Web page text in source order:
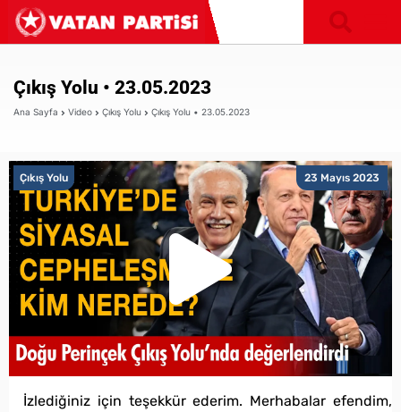
Çıkış Yolu • 23.05.2023
Ana Sayfa Video Çıkış Yolu Çıkış Yolu • 23.05.2023
23 Mayıs 2023
Çıkış Yolu
İzlediğiniz için teşekkür ederim. Merhabalar efendim,